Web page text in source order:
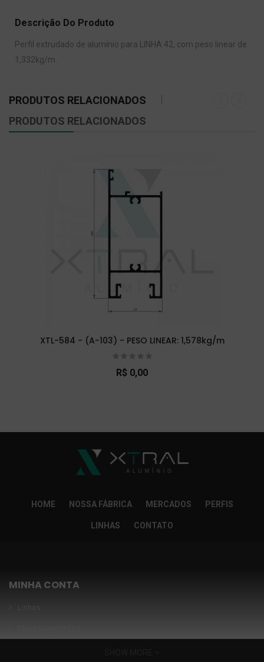
Descrição Do Produto
Perfil extrudado de alumínio para LINHA 42, com peso linear de
1,332kg/m.
PRODUTOS RELACIONADOS
PRODUTOS RELACIONADOS
XTL-584 - (A-103) - PESO LINEAR: 1,578kg/m
R$ 0,00
HOME NOSSA FÁBRICA MERCADOS PERFIS
LINHAS CONTATO
MINHA CONTA